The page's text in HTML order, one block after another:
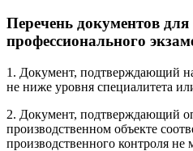
Перечень документов
профессионального
1. Документ, подтверждающий
не ниже уровня специалитета
2. Документ, подтверждающий
производственном объекте
производственного контроля не